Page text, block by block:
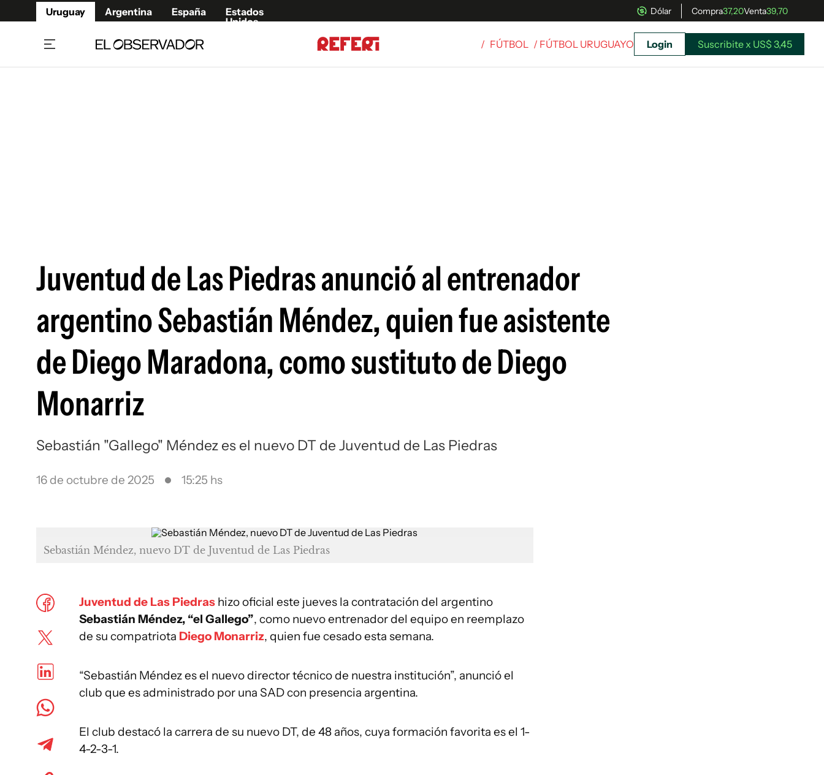
Uruguay Argentina España
Estados
Unidos
Dólar Compra37,20Venta39,70
/ FÚTBOL / FÚTBOL URUGUAYO Login Suscribite x US$ 3,45
Juventud de Las Piedras anunció al entrenador
argentino Sebastián Méndez, quien fue asistente
de Diego Maradona, como sustituto de Diego
Monarriz
Sebastián "Gallego" Méndez es el nuevo DT de Juventud de Las Piedras
16 de octubre de 2025 15:25 hs
Sebastián Méndez, nuevo DT de Juventud de Las Piedras
Juventud de Las Piedras hizo oficial este jueves la contratación del argentino
Sebastián Méndez, “el Gallego”, como nuevo entrenador del equipo en reemplazo
de su compatriota Diego Monarriz, quien fue cesado esta semana.
“Sebastián Méndez es el nuevo director técnico de nuestra institución”, anunció el
club que es administrado por una SAD con presencia argentina.
El club destacó la carrera de su nuevo DT, de 48 años, cuya formación favorita es el 1-
4-2-3-1.